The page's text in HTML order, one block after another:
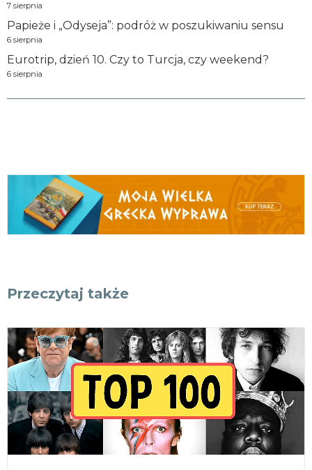
7 sierpnia
Papieże i „Odyseja”: podróż w poszukiwaniu sensu
6 sierpnia
Eurotrip, dzień 10. Czy to Turcja, czy weekend?
6 sierpnia
Przeczytaj także